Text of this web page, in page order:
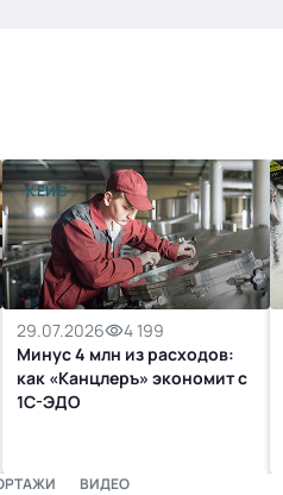
КЕЙС
29.07.2026
4 199
Минус 4 млн из расходов:
как «Канцлеръ» экономит с
1С-ЭДО
ВИДЕО